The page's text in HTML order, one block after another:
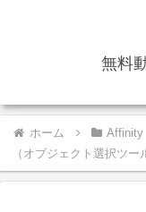
無料
ホーム Affinity
（オブジェクト選択ツー